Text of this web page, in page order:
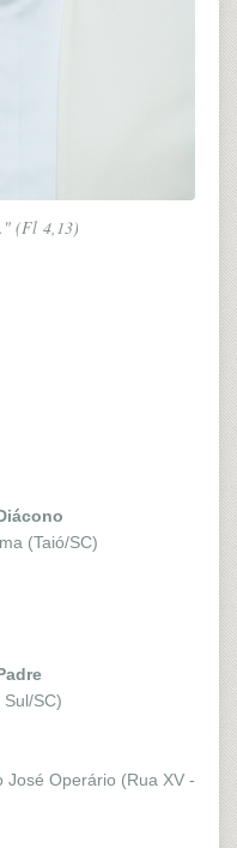
(Fl 4,13)
(Taió/SC)
SC)
José Operário (Rua XV -